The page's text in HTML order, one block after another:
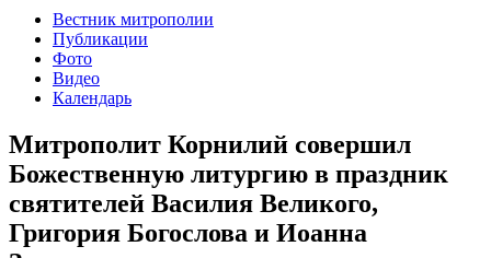
Вестник митрополии
Публикации
Фото
Видео
Календарь
Митрополит Корнилий совершил
Божественную литургию в праздник
святителей Василия Великого,
Григория Богослова и Иоанна